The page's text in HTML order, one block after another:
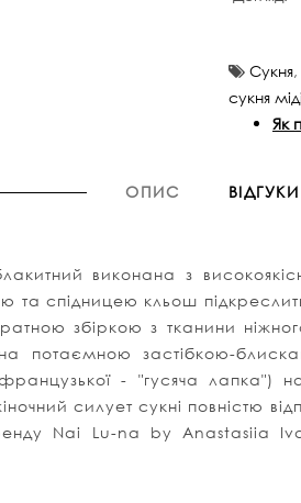
Сукня,
сукня
Як
ОПИС ВІДГУКИ
виконана з
та спідницею кльош
збіркою з тканини
потаємною застібкою-
- "гусяча
силует сукні повністю
Nai Lu-na by